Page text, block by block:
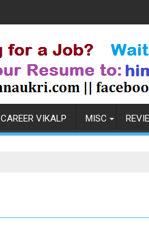
CAREER VIKALP MISC